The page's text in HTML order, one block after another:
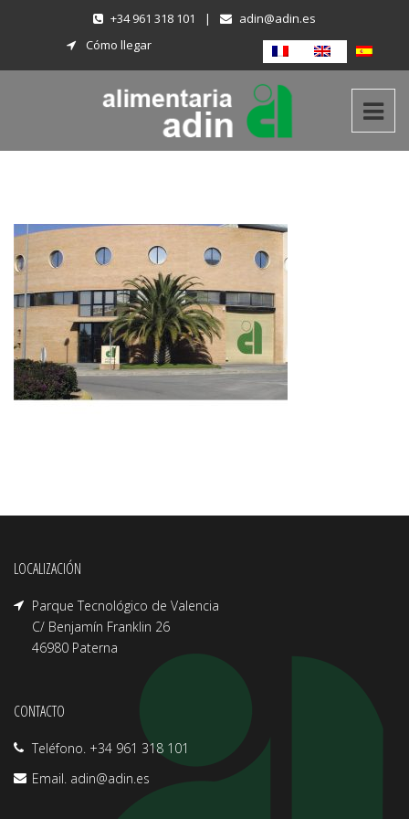
+34 961 318 101 |
adin@adin.es
Cómo llegar
LOCALIZACIÓN
Parque Tecnológico de Valencia
C/ Benjamín Franklin 26
46980 Paterna
CONTACTO
Teléfono. +34 961 318 101
Email. adin@adin.es